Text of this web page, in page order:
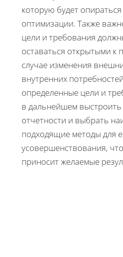
которую будет
оптимизации. Также
цели и требования
оставаться открытыми к
случае изменения
внутренних
определенные цели и
в дальнейшем выстроить
отчетности и выбрать
подходящие методы для
усовершенствования,
приносит желаемые